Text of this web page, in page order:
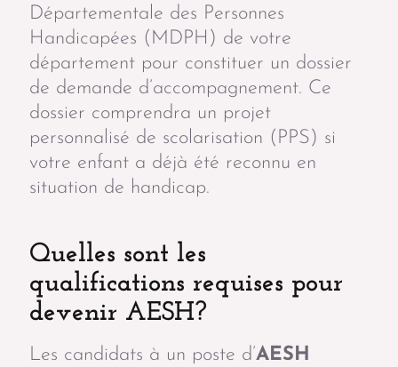
Départementale des Personnes
Handicapées (MDPH) de votre
département pour constituer un dossier
de demande d’accompagnement. Ce
dossier comprendra un projet
personnalisé de scolarisation (PPS) si
votre enfant a déjà été reconnu en
situation de handicap.
Quelles sont les
qualifications requises pour
devenir AESH?
Les candidats à un poste d’AESH